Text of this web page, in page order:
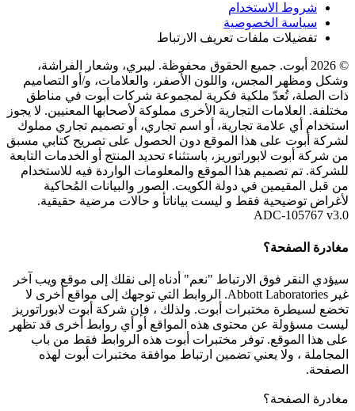
شروط الاستخدام
سياسة الخصوصية
تفضيلات ملفات تعريف الارتباط
© 2026 أبوت. جميع الحقوق محفوظة. ليبري، وشعار الفراشة،
وشكل ومظهر المجس، واللون الأصفر، والعلامات، و/أو التصاميم
ذات الصلة، تُعدّ ملكية فكرية لمجموعة شركات أبوت في مناطق
مختلفة. العلامات التجارية الأخرى مملوكة لأصحابها المعنيين. لا يجوز
استخدام أي علامة تجارية، أو اسم تجاري، أو تصميم تجاري مملوك
لشركة أبوت على هذا الموقع دون الحصول على تصريح كتابي مسبق
من شركة أبوت لابوراتوريز، باستثناء تحديد المنتج أو الخدمات التابعة
للشركة. تم تصميم هذا الموقع والمعلومات الواردة فيه للاستخدام
من قبل المقيمين في دولة الكويت. الصور والبيانات المُحاكية
لأغراض توضيحية فقط و ليست بياناتأ و حالات مرضية حقيقية.
ADC-105767 v3.0
مغادرة الصفحة؟
سيؤدي النقر فوق الارتباط "نعم" أدناه إلى نقلك إلى موقع ويب آخر
غير Abbott Laboratories. الروابط التي توجهك إلى مواقع أخرى لا
تخضع لسيطرة مختبرات أبوت. ولذلك ، فإن شركة أبوت لابوراتوريز
ليست مسؤولة عن محتوى هذه المواقع أو أي روابط أخرى قد تظهر
على هذا الموقع. توفر مختبرات أبوت هذه الروابط فقط من باب
المجاملة ، ولا يعني تضمين ارتباط موافقة مختبرات أبوت لهذه
الصفحة.
مغادرة الصفحة؟